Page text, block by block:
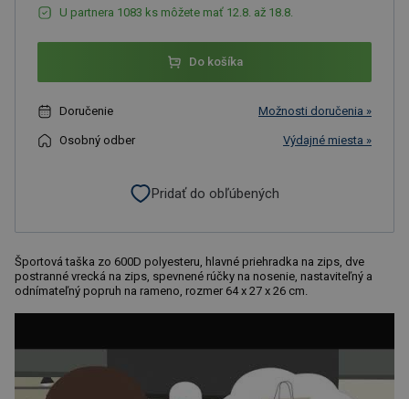
U partnera 1083 ks môžete mať 12.8. až 18.8.
Do košíka
Doručenie Možnosti doručenia »
Osobný odber Výdajné miesta »
Pridať do obľúbených
Športová taška zo 600D polyesteru, hlavné priehradka na zips, dve
postranné vrecká na zips, spevnené rúčky na nosenie, nastaviteľný a
odnímateľný popruh na rameno, rozmer 64 x 27 x 26 cm.